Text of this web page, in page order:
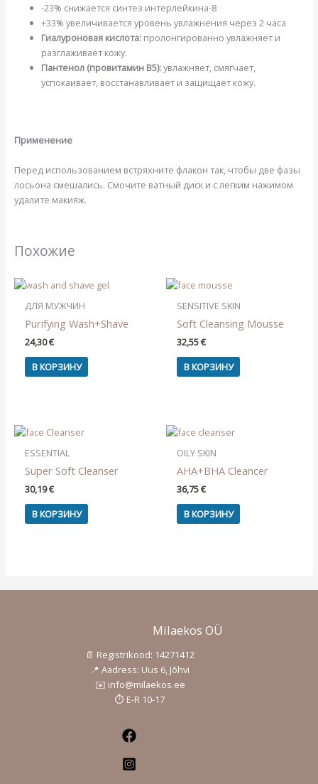
-23% снижается синтез интерлейкина-8
+33% увеличивается уровень увлажнения через 2 часа
Гиалуроновая кислота:пролонгированно увлажняет и
разглаживает кожу.
Пантенол (провитамин B5):увлажняет, смягчает,
успокаивает, восстанавливает и защищает кожу.
Применение
Перед использованием встряхните флакон так, чтобы две фазы
лосьона смешались. Смочите ватный диск и с легким нажимом
удалите макияж.
Похожие
ДЛЯ МУЖЧИН
Purifying Wash+Shave
24,30€
В КОРЗИНУ
SENSITIVE SKIN
Soft Cleansing Mousse
32,55€
В КОРЗИНУ
ESSENTIAL
Super Soft Cleanser
30,19€
В КОРЗИНУ
OILY SKIN
AHA+BHA Cleancer
36,75€
В КОРЗИНУ
Milaekos OÜ
📄 Registrikood: 14271412
📍 Aadress: Uus 6, Jõhvi
✉️ info@milaekos.ee
⏱️ E-R 10-17